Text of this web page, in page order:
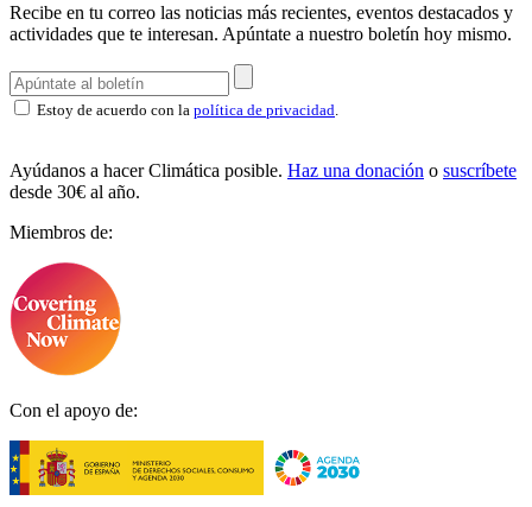
Recibe en tu correo las noticias más recientes, eventos destacados y
actividades que te interesan. Apúntate a nuestro boletín hoy mismo.
Estoy de acuerdo con la política de privacidad
Ayúdanos a hacer Climática posible. Haz una donación o suscríbete
desde 30€ al año.
Miembros de:
Con el apoyo de: